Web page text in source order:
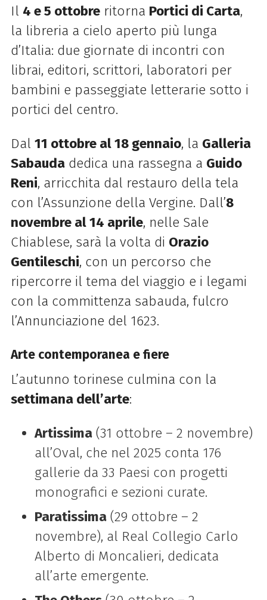
Il 4 e 5 ottobreritorna Portici di Carta,
la libreria a cielo aperto più lunga
d’Italia: due giornate di incontri con
librai, editori, scrittori, laboratori per
bambini e passeggiate letterarie sotto i
portici del centro.
Dal 11 ottobre al 18 gennaio, la Galleria
Sabaudadedica una rassegna a Guido
Reni, arricchita dal restauro della tela
con l’Assunzione della Vergine. Dall’8
novembre al 14 aprile, nelle Sale
Chiablese, sarà la volta di Orazio
Gentileschi, con un percorso che
ripercorre il tema del viaggio e i legami
con la committenza sabauda, fulcro
l’Annunciazione del 1623.
Arte contemporanea e fiere
L’autunno torinese culmina con la
settimana dell’arte:
Artissima(31 ottobre – 2 novembre)
all’Oval, che nel 2025 conta 176
gallerie da 33 Paesi con progetti
monografici e sezioni curate.
Paratissima(29 ottobre – 2
novembre), al Real Collegio Carlo
Alberto di Moncalieri, dedicata
all’arte emergente.